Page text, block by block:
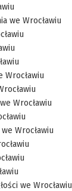
we Wrocławiu
Wrocławiu
Wrocławiu
we Wrocławiu